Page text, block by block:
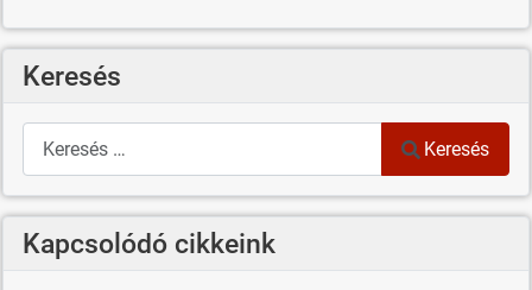
Keresés
Keresés
Keresés
Kapcsolódó cikkeink